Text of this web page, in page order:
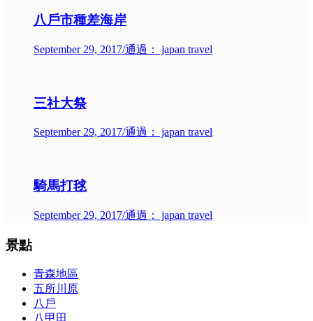
八戶市種差海岸
September 29, 2017/通過： japan travel
三社大祭
September 29, 2017/通過： japan travel
騎馬打毬
September 29, 2017/通過： japan travel
景點
青森地區
五所川原
八戶
八甲田